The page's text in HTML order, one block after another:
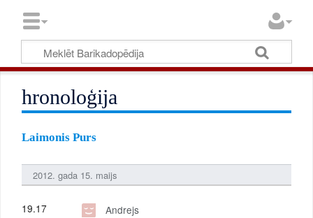
hronoloģija
Laimonis Purs
2012. gada 15. maijs
Andrejs
19.17